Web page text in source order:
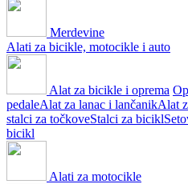
Merdevine
Alati za bicikle, motocikle i auto
Alat za bicikle i oprema
pedaleAlat za lanac i lančanikAlat
stalci za točkoveStalci za bicikl
bicikl
Alati za motocikle